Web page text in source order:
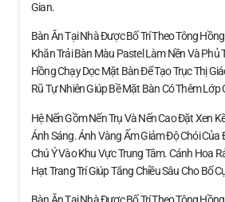
Gian.
Bàn Ăn Tại Nhà Được Bố Trí Theo Tông
Khăn Trải Bàn Màu Pastel Làm Nền Và Phủ
Hồng Chạy Dọc Mặt Bàn Để Tạo Trục Thị
Rũ Tự Nhiên Giúp Bề Mặt Bàn Có Thêm Lớp
Hệ Nến Gồm Nến Trụ Và Nến Cao Đặt Xen
Ánh Sáng. Ánh Vàng Ấm Giảm Độ Chói Của
Chú Ý Vào Khu Vực Trung Tâm. Cánh Hoa
Hạt Trang Trí Giúp Tăng Chiều Sâu Cho Bố